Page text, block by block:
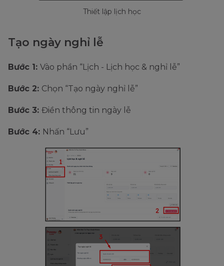
Thiết lập lịch học
Tạo ngày nghỉ lễ
Bước 1: Vào phần “Lịch - Lịch học & nghỉ lễ”
Bước 2: Chọn “Tạo ngày nghỉ lễ”
Bước 3: Điền thông tin ngày lễ
Bước 4: Nhấn “Lưu”